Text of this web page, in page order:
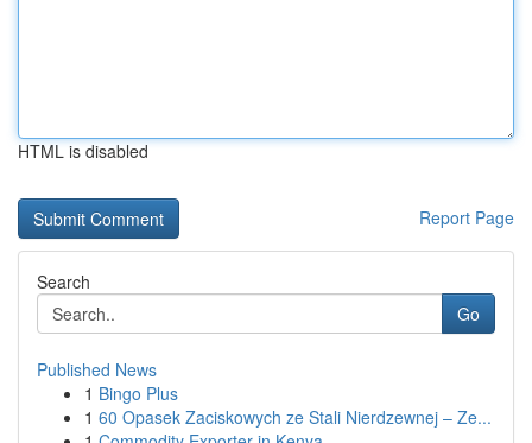
HTML is disabled
Report Page
Search
Go
Published News
1 Bingo Plus
1 60 Opasek Zaciskowych ze Stali Nierdzewnej – Ze...